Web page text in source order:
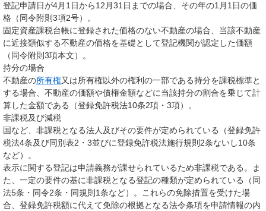
登記申請日が4月1日から12月31日までの場合、その年の1月1日の価
格（同令附則3項2号）。
固定資産課税台帳に登録された価格のない不動産の場合、当該不動産
に近接類似する不動産の価格を基礎として登記機関が認定した価額
（同令附則3項本文）。
持分の場合
不動産の所有権又は所有権以外の権利の一部である持分を課税標準と
する場合、不動産の価額や債権金額などに当該持分の割合を乗じて計
算した金額である（登録免許税法10条2項・3項）。
非課税及び減税
国など、非課税となる法人及びその要件が定められている（登録免許
税法4条及び同別表2・3並びに登録免許税法施行規則2条ないし10条
など）。
表示に関する登記は申請義務が課せられているため非課税である。ま
た、一定の要件の基に非課税となる登記の種類が定められている（同
法5条・同令2条・同規則1条など）。これらの免除措置を受けた場
合、登録免許税額に代えて免除の根拠となる法令条項を申請情報の内